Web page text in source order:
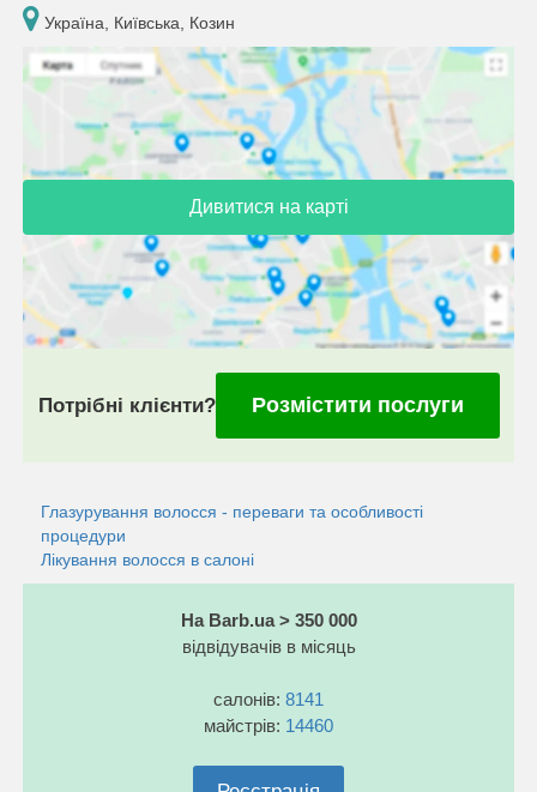
Україна, Київська, Козин
Дивитися на карті
Потрібні клієнти? Розмістити послуги
Глазурування волосся - переваги та особливості
процедури
Лікування волосся в салоні
На Barb.ua > 350 000
відвідувачів в місяць
салонів: 8141
майстрів: 14460